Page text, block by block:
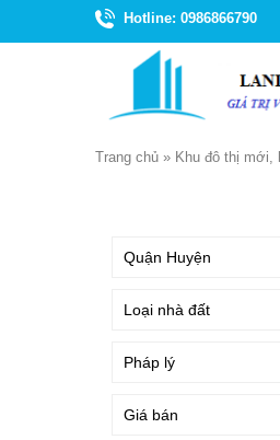
Hotline: 0986866790
Trang chủ » Khu đô thị mới,